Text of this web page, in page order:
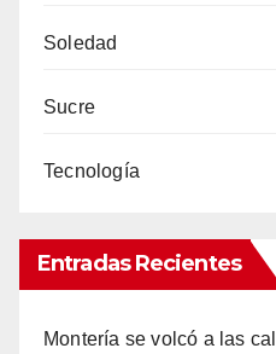
Soledad
Sucre
Tecnología
Entradas Recientes
Montería se volcó a las